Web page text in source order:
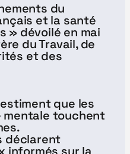
du
et la santé
» dévoilé en mai
du Travail, de
et des
que les
mentale touchent
déclarent